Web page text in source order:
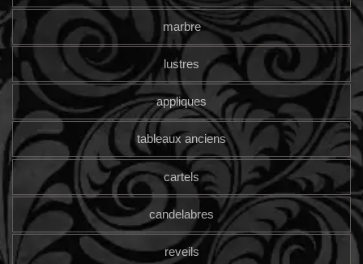
marbre
lustres
appliques
tableaux anciens
cartels
candelabres
reveils